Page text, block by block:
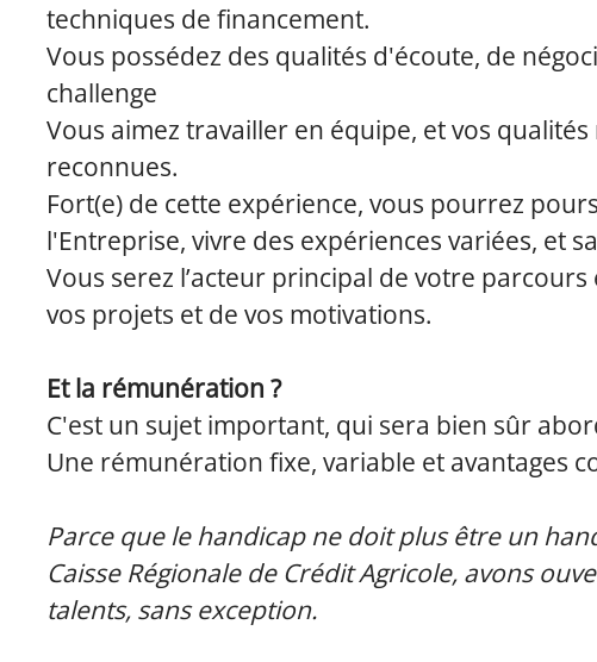
techniques de financement.
Vous possédez des qualités d'écoute, de
challenge
Vous aimez travailler en équipe, et vos
reconnues.
Fort(e) de cette expérience, vous pourrez
l'Entreprise, vivre des expériences variées, et
Vous serez l’acteur principal de votre parcours
vos projets et de vos motivations.
Et la rémunération ?
C'est un sujet important, qui sera bien sûr
Une rémunération fixe, variable et avantages
Parce que le handicap ne doit plus être un
Caisse Régionale de Crédit Agricole, avons
talents, sans exception.